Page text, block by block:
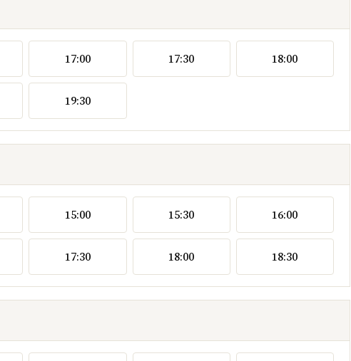
17:00 17:30 18:00
19:30
15:00 15:30 16:00
17:30 18:00 18:30